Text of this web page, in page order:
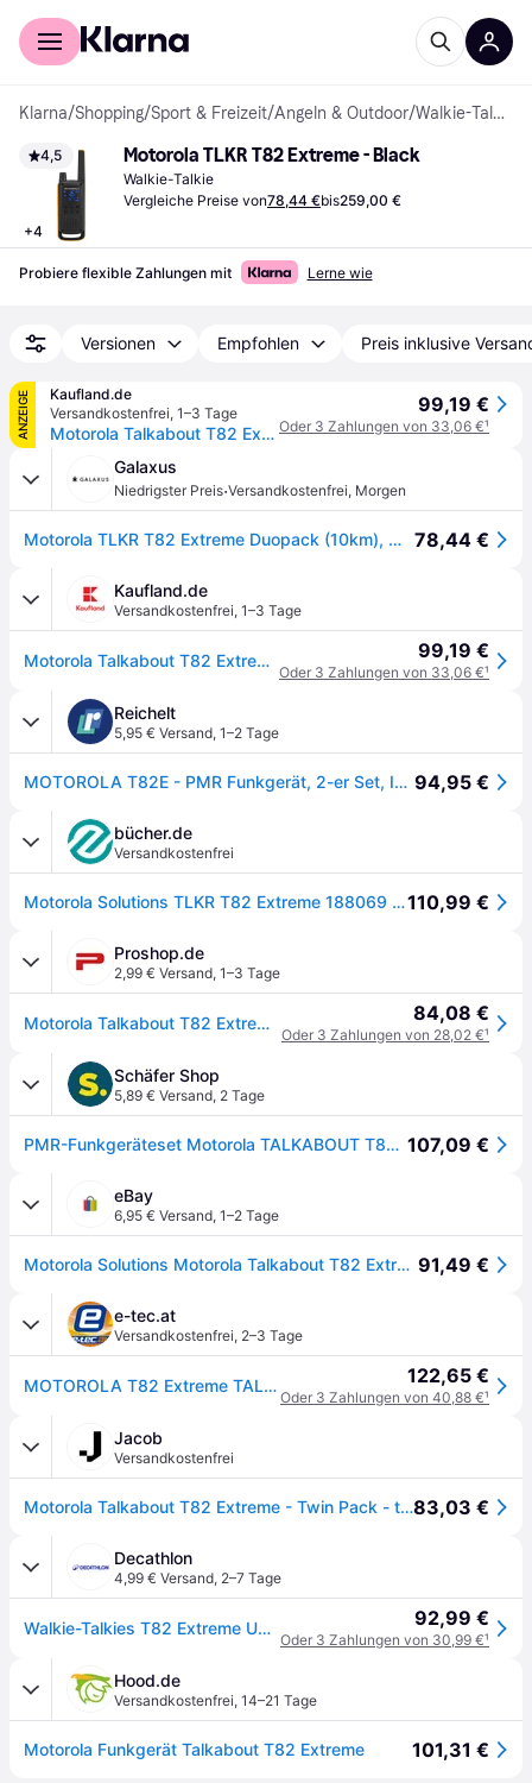
Für Shopper
Klarna/Shopping/Sport & Freizeit/Angeln & Outdoor/ Walkie-Talkies
4,5
+4
Motorola TLKR T82 Extreme - Black
Walkie-Talkie
Vergleiche Preise von78,44 €bis259,00 €
Probiere flexible Zahlungen mit Lerne wie
Versionen Empfohlen Preis inklusive
ANZEIGE
Kaufland.de
Versandkostenfrei, 1–3 Tage
Motorola Talkabout T82 Extreme PMR Funkgerät - Twinpack, 20*5*3,Schwarz, Orange
99,19 €
Oder 3 Zahlungen von 33,06 €¹
Galaxus
Niedrigster Preis·Versandkostenfrei, Morgen
Motorola TLKR T82 Extreme Duopack (10km), Walkie Talkie, Schwarz, Gelb 78,44 €
Kaufland.de
Versandkostenfrei, 1–3 Tage
Motorola Talkabout T82 Extreme PMR Funkgerät - Twinpack, 20*5*3,Schwarz, Orange 99,19 €
Oder 3 Zahlungen von 33,06 €¹
Reichelt
5,95 € Versand, 1–2 Tage
MOTOROLA T82E - PMR Funkgerät, 2-er Set, IPX4, gelb/schwarz 94,95 €
bücher.de
Versandkostenfrei
Motorola Solutions TLKR T82 Extreme 188069 PMR-Handfunkgerät 2er Set110,99 €
Proshop.de
2,99 € Versand, 1–3 Tage
Motorola Talkabout T82 Extreme - Twin Pack 84,08 €
Oder 3 Zahlungen von 28,02 €¹
Schäfer Shop
5,89 € Versand, 2 Tage
PMR-Funkgeräteset Motorola TALKABOUT T82 Extreme, lizenzfrei, IPx4, 10 km, 16 Kanäle, 2er-Set 107,09 €
eBay
6,95 € Versand, 1–2 Tage
Motorola Solutions Motorola Talkabout T82 Extreme Twin Pack Tragbar Zwei-wege 91,49 €
e-tec.at
Versandkostenfrei, 2–3 Tage
MOTOROLA T82 Extreme TALKABOUT 922058 122,65 €
Oder 3 Zahlungen von 40,88 €¹
Jacob
Versandkostenfrei
Motorola Talkabout T82 Extreme - Twin Pack - tragbar - Zwei-Wege Funkgerät - PMR - 446 MHz - 16 Kanäle - Schwarz, Gelb (Packung mit 2) (188069)83,03 €
Decathlon
4,99 € Versand, 2–7 Tage
Walkie-Talkies T82 Extreme USB aufladbar 10km Set zwei Geräte 92,99 €
Oder 3 Zahlungen von 30,99 €¹
Hood.de
Versandkostenfrei, 14–21 Tage
Motorola Funkgerät Talkabout T82 Extreme 101,31 €